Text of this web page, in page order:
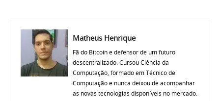
Matheus Henrique
Fã do Bitcoin e defensor de um futuro
descentralizado. Cursou Ciência da
Computação, formado em Técnico de
Computação e nunca deixou de acompanhar
as novas tecnologias disponíveis no mercado.